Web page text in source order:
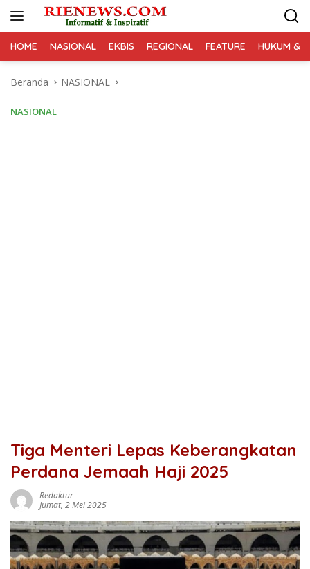
HOME NASIONAL EKBIS REGIONAL FEATURE HUKUM &
Beranda NASIONAL
NASIONAL
Tiga Menteri Lepas Keberangkatan
Perdana Jemaah Haji 2025
Redaktur
Jumat, 2 Mei 2025